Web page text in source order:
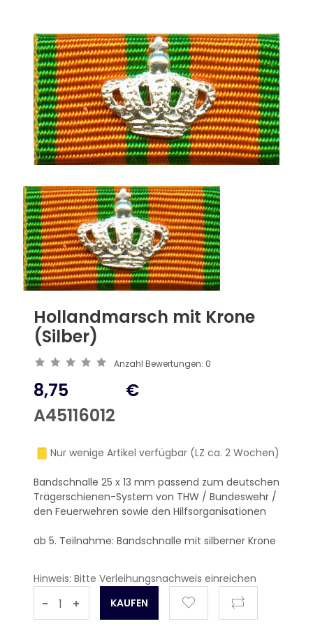
Hollandmarsch mit Krone
(Silber)
Anzahl Bewertungen: 0
8,75
A45116012
€
Nur wenige Artikel verfügbar (LZ ca. 2 Wochen)
Bandschnalle 25 x 13 mm passend zum deutschen
Trägerschienen-System von THW / Bundeswehr /
den Feuerwehren sowie den Hilfsorganisationen
ab 5. Teilnahme: Bandschnalle mit silberner Krone
Hinweis: Bitte Verleihungsnachweis einreichen
- +